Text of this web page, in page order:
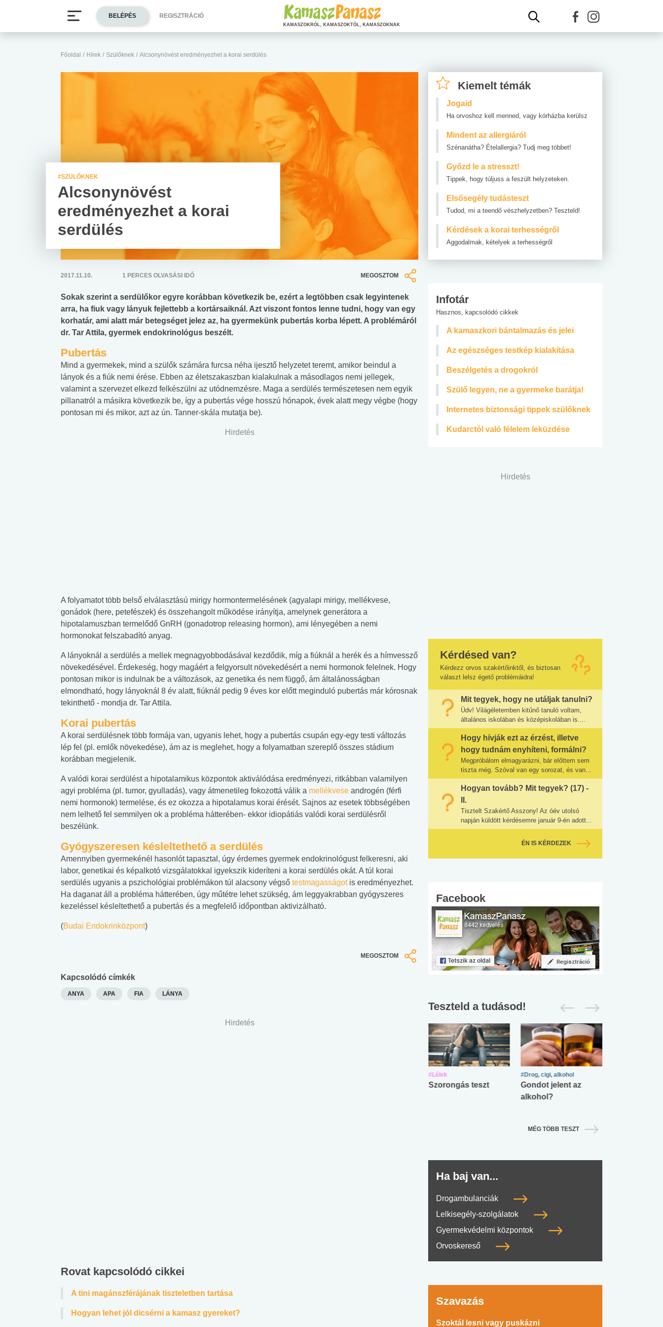
Főoldal / Hírek / Szülőknek / Alcsonynövést eredményezhet a korai serdülés
#SZÜLŐKNEK
Alcsonynövést
eredményezhet a korai
serdülés
2017.11.10. 1 PERCES OLVASÁSI IDŐ MEGOSZTOM
Sokak szerint a serdülőkor egyre korábban következik be, ezért a legtöbben csak legyintenek
arra, ha fiuk vagy lányuk fejlettebb a kortársaiknál. Azt viszont fontos lenne tudni, hogy van egy
korhatár, ami alatt már betegséget jelez az, ha gyermekünk pubertás korba lépett. A problémáról
dr. Tar Attila, gyermek endokrinológus beszélt.
Pubertás
Mind a gyermekek, mind a szülők számára furcsa néha ijesztő helyzetet teremt, amikor beindul a
lányok és a fiúk nemi érése. Ebben az életszakaszban kialakulnak a másodlagos nemi jellegek,
valamint a szervezet elkezd felkészülni az utódnemzésre. Maga a serdülés természetesen nem egyik
pillanatról a másikra következik be, így a pubertás vége hosszú hónapok, évek alatt megy végbe (hogy
pontosan mi és mikor, azt az ún. Tanner-skála mutatja be).
Hirdetés
A folyamatot több belső elválasztású mirigy hormontermelésének (agyalapi mirigy, mellékvese,
gonádok (here, petefészek) és összehangolt működése irányítja, amelynek generátora a
hipotalamuszban termelődő GnRH (gonadotrop releasing hormon), ami lényegében a nemi
hormonokat felszabadító anyag.
A lányoknál a serdülés a mellek megnagyobbodásával kezdődik, míg a fiúknál a herék és a hímvessző
növekedésével. Érdekeség, hogy magáért a felgyorsult növekedésért a nemi hormonok felelnek. Hogy
pontosan mikor is indulnak be a változások, az genetika és nem függő, ám általánosságban
elmondható, hogy lányoknál 8 év alatt, fiúknál pedig 9 éves kor előtt meginduló pubertás már kórosnak
tekinthető - mondja dr. Tar Attila.
Korai pubertás
A korai serdülésnek több formája van, ugyanis lehet, hogy a pubertás csupán egy-egy testi változás
lép fel (pl. emlők növekedése), ám az is meglehet, hogy a folyamatban szereplő összes stádium
korábban megjelenik.
A valódi korai serdülést a hipotalamikus központok aktiválódása eredményezi, ritkábban valamilyen
agyi probléma (pl. tumor, gyulladás), vagy átmenetileg fokozottá válik a mellékvese androgén (férfi
nemi hormonok) termelése, és ez okozza a hipotalamus korai érését. Sajnos az esetek többségében
nem lelhető fel semmilyen ok a probléma hátterében- ekkor idiopátiás valódi korai serdülésről
beszélünk.
Gyógyszeresen késleltethető a serdülés
Amennyiben gyermekénél hasonlót tapasztal, úgy érdemes gyermek endokrinológust felkeresni, aki
labor, genetikai és képalkotó vizsgálatokkal igyekszik kideríteni a korai serdülés okát. A túl korai
serdülés ugyanis a pszichológiai problémákon túl alacsony végső testmagasságotis eredményezhet.
Ha daganat áll a probléma hátterében, úgy műtétre lehet szükség, ám leggyakrabban gyógyszeres
kezeléssel késleltethető a pubertás és a megfelelő időpontban aktivizálható.
(Budai Endokrinközpont)
MEGOSZTOM
Kapcsolódó címkék
ANYA APA FIA LÁNYA
Hirdetés
Rovat kapcsolódó cikkei
A tini magánszférájának tiszteletben tartása
Hogyan lehet jól dicsérni a kamasz gyereket?
Kiemelt témák
Jogaid
Ha orvoshoz kell menned, vagy kórházba kerülsz
Mindent az allergiáról
Szénanátha? Ételallergia? Tudj meg többet!
Győzd le a stresszt!
Tippek, hogy túljuss a feszült helyzeteken.
Elsősegély tudásteszt
Tudod, mi a teendő vészhelyzetben? Teszteld!
Kérdések a korai terhességről
Aggodalmak, kételyek a terhességről
Infotár
Hasznos, kapcsolódó cikkek
A kamaszkori bántalmazás és jelei
Az egészséges testkép kialakítása
Beszélgetés a drogokról
Szülő legyen, ne a gyermeke barátja!
Internetes biztonsági tippek szülőknek
Kudarctól való félelem leküzdése
Hirdetés
Kérdésed van?
Kérdezz orvos szakértőinktől, és biztosan
választ lelsz égető problémáidra!
Mit tegyek, hogy ne utáljak tanulni?
Üdv! Világéletemben kitűnő tanuló voltam,
általános iskolában és középiskolában is....
Hogy hívják ezt az érzést, illetve
hogy tudnám enyhíteni, formálni?
Megpróbálom elmagyarázni, bár előttem sem
tiszta még. Szóval van egy sorozat, és van...
Hogyan tovább? Mit tegyek? (17) -
II.
Tisztelt Szakértő Asszony! Az óév utolsó
napján küldött kérdésemre január 9-én adott...
ÉN IS KÉRDEZEK
Facebook
Teszteld a tudásod!
#Lélek
Szorongás teszt
#Drog, cigi, alkohol
Gondot jelent az
alkohol?
MÉG TÖBB TESZT
Ha baj van...
Drogambulanciák
Lelkisegély-szolgálatok
Gyermekvédelmi központok
Orvoskereső
Szavazás
Szoktál lesni vagy puskázni
BELÉPÉS REGISZTRÁCIÓ
KAMASZOKRÓL, KAMASZOKTÓL, KAMASZOKNAK